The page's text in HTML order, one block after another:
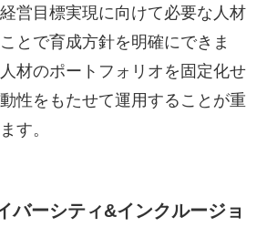
営目標実現に向けて必要な人材
とで育成方針を明確にできま
材のポートフォリオを固定化せ
性をもたせて運用することが重
す。
バーシティ&インクルージョ